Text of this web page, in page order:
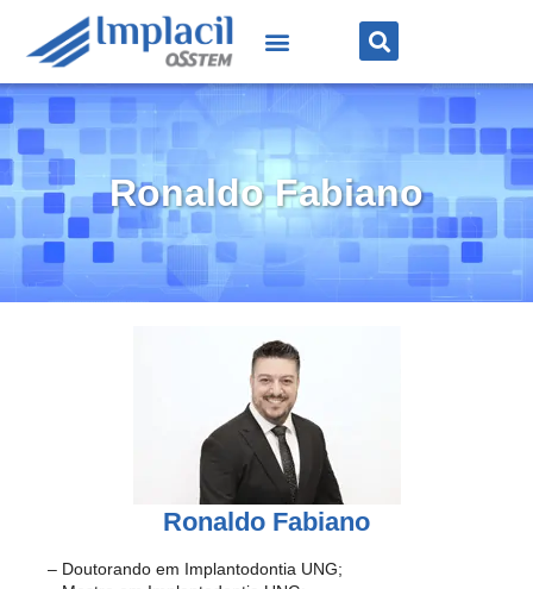
Ronaldo Fabiano
Ronaldo Fabiano
– Doutorando em Implantodontia UNG;